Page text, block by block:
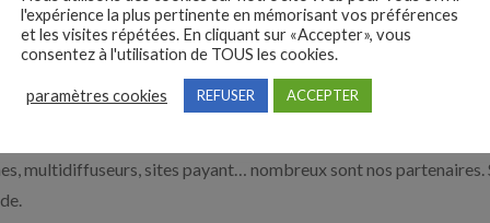
site. Découvrez nos solutions pour vous aider à recruter en
Nos solutions entreprises
multidiffuseurs, sites payant… nombreux sont nos partenaires.
l'expérience la plus pertinente en mémorisant vos préférences
et les visites répétées. En cliquant sur «Accepter», vous
consentez à l'utilisation de TOUS les cookies.
paramètres cookies REFUSER ACCEPTER